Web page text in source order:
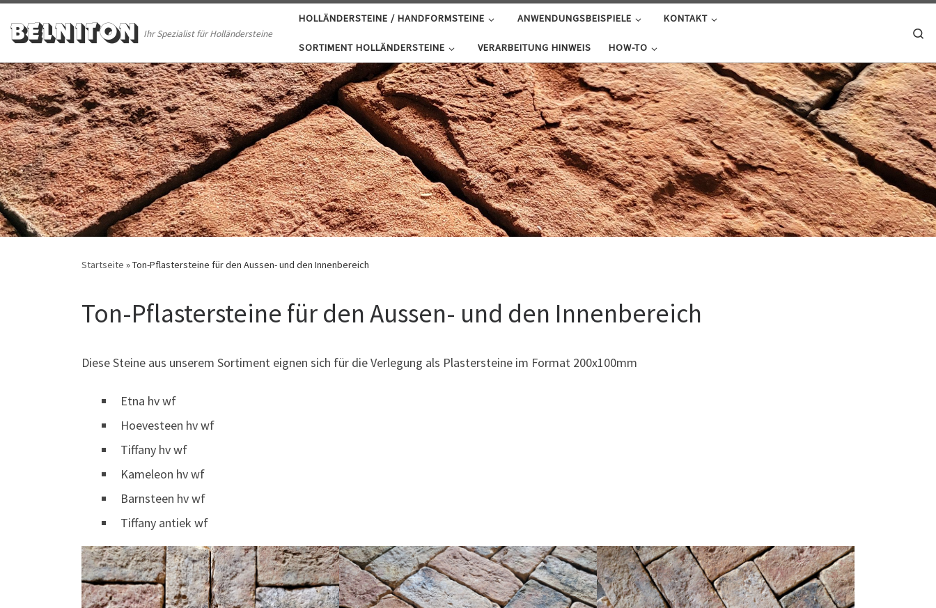
Skip to content
BELNITON Ihr Spezialist für Holländersteine
HOLLÄNDERSTEINE / HANDFORMSTEINE ANWENDUNGSBEISPIELE KONTAKT
SORTIMENT HOLLÄNDERSTEINE VERARBEITUNG HINWEIS HOW-TO
Startseite »Ton-Pflastersteine für den Aussen- und den Innenbereich
Ton-Pflastersteine für den Aussen- und den Innenbereich
Diese Steine aus unserem Sortiment eignen sich für die Verlegung als Plastersteine im Format 200x100mm
Etna hv wf
Hoevesteen hv wf
Tiffany hv wf
Kameleon hv wf
Barnsteen hv wf
Tiffany antiek wf